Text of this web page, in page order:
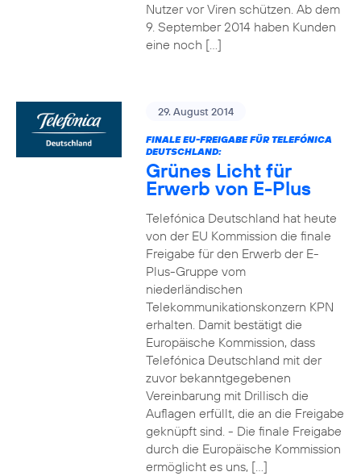
Nutzer vor Viren schützen. Ab dem
9. September 2014 haben Kunden
eine noch […]
29. August 2014
FINALE EU-FREIGABE FÜR TELEFÓNICA
DEUTSCHLAND:
Grünes Licht für
Erwerb von E-Plus
Telefónica Deutschland hat heute
von der EU Kommission die finale
Freigabe für den Erwerb der E-
Plus-Gruppe vom
niederländischen
Telekommunikationskonzern KPN
erhalten. Damit bestätigt die
Europäische Kommission, dass
Telefónica Deutschland mit der
zuvor bekanntgegebenen
Vereinbarung mit Drillisch die
Auflagen erfüllt, die an die Freigabe
geknüpft sind. - Die finale Freigabe
durch die Europäische Kommission
ermöglicht es uns, […]